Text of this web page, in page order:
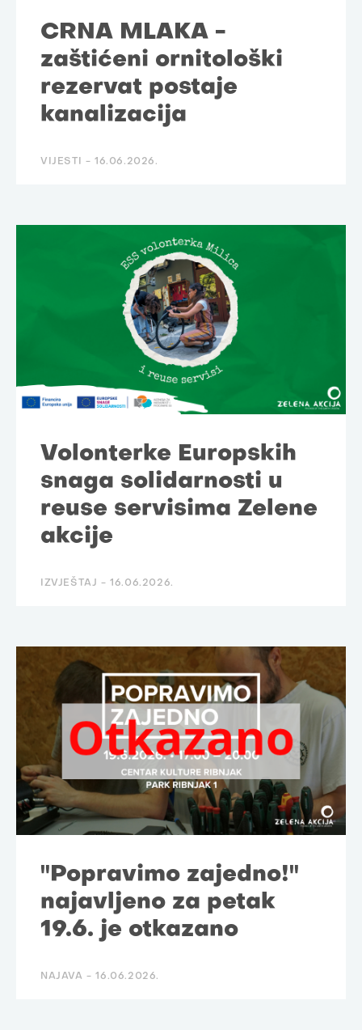
CRNA MLAKA -
zaštićeni ornitološki
rezervat postaje
kanalizacija
VIJESTI - 16.06.2026.
Volonterke Europskih
snaga solidarnosti u
reuse servisima Zelene
akcije
IZVJEŠTAJ -16.06.2026.
"Popravimo zajedno!"
najavljeno za petak
19.6. je otkazano
NAJAVA -16.06.2026.